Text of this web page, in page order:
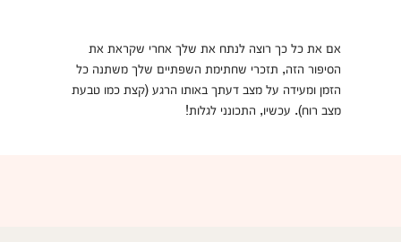
אם את כל כך רוצה לנתח את שלך אחרי שקראת את
הסיפור הזה, תזכרי שחתימת השפתיים שלך משתנה כל
הזמן ומעידה על מצב דעתך באותו הרגע (קצת כמו טבעת
מצב רוח). עכשיו, התכונני לגלות!